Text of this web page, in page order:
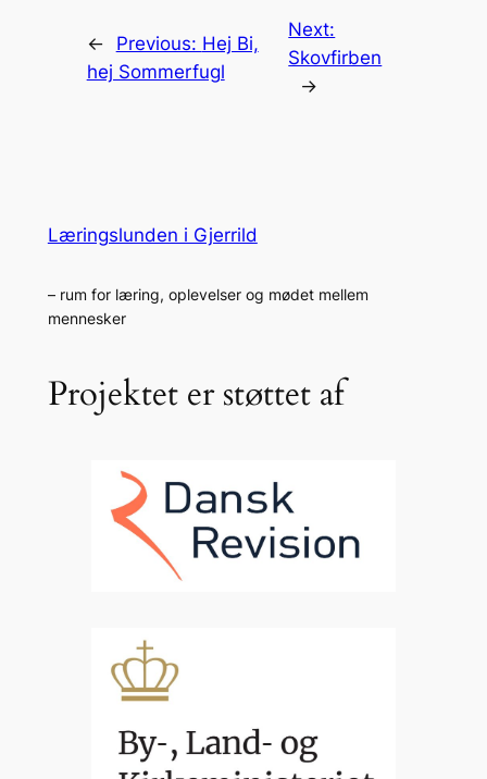
← Previous: Hej Bi,
hej Sommerfugl
Next:
Skovfirben
→
Læringslunden i Gjerrild
– rum for læring, oplevelser og mødet mellem
mennesker
Projektet er støttet af